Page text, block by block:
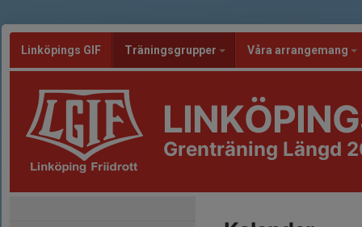
Linköpings GIF Träningsgrupper Våra arrangemang
Grenträning Längd